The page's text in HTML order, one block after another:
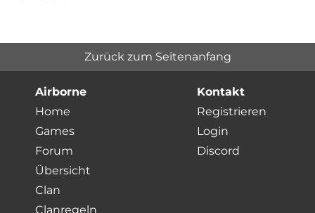
Zurück zum Seitenanfang
Airborne
Home
Games
Forum
Übersicht
Clan
Clanregeln
Kontakt
Registrieren
Login
Discord